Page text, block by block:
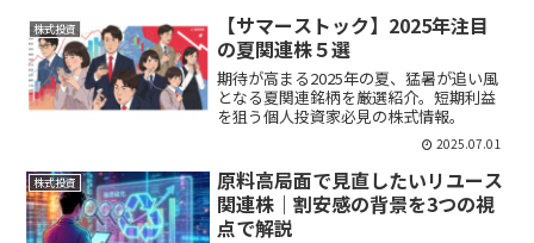
株式投資
【サマーストック】2025年注目
の夏関連株５選
期待が高まる2025年の夏、猛暑が追い風
となる夏関連銘柄を厳選紹介。短期利益
を狙う個人投資家必見の株式情報。
2025.07.01
株式投資
原料高局面で見直したいリユース
関連株｜割安感の背景を3つの視
点で解説